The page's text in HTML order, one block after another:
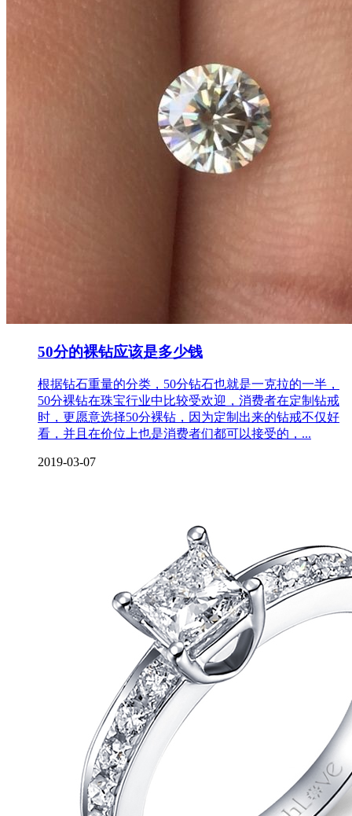
50分的裸钻应该是多少钱
根据钻石重量的分类，50分钻石也就是一克拉的一半，
50分裸钻在珠宝行业中比较受欢迎，消费者在定制钻戒
时，更愿意选择50分裸钻，因为定制出来的钻戒不仅好
看，并且在价位上也是消费者们都可以接受的，...
2019-03-07